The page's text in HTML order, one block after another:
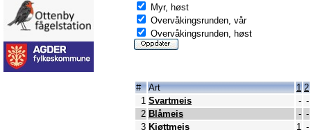
Myr, høst
Overvåkingsrunden, vår
Overvåkingsrunden, høst
# Art 1 2
1 Svartmeis - -
2 Blåmeis - -
3 Kjøttmeis 1 -